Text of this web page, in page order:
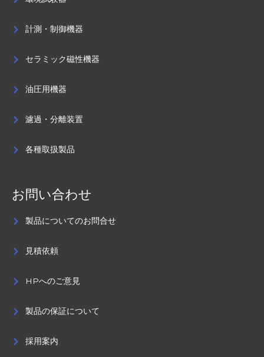
計測・制御機器
セラミック磁性機器
油圧用機器
濾過・分離装置
各種取扱製品
お問い合わせ
製品についてのお問合せ
見積依頼
HPへのご意見
製品の保証について
採用案内